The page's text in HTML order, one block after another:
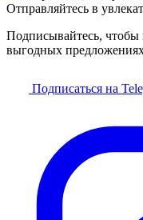
Отправляйтесь в
Подписывайтесь, чтобы
выгодных
Подписаться на